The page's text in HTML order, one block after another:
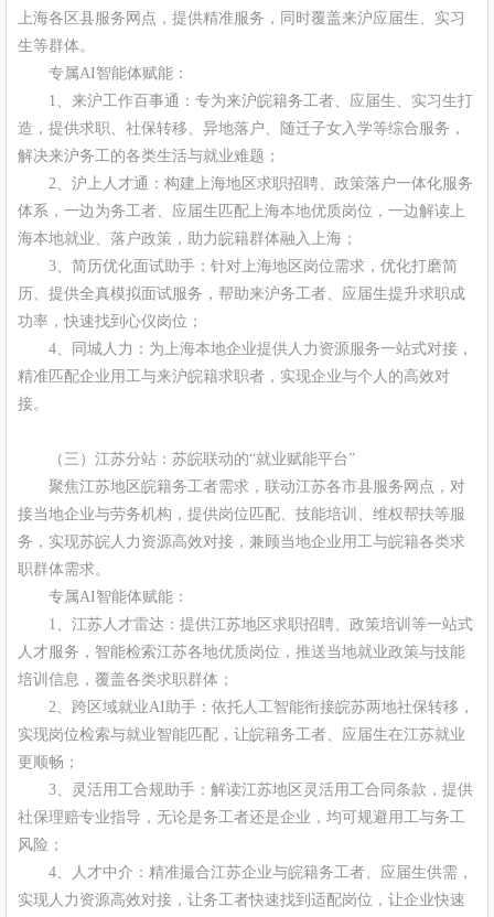
上海各区县服务网点，提供精准服务，同时覆盖来沪应届生、实习
生等群体。
专属AI智能体赋能：
1、来沪工作百事通：专为来沪皖籍务工者、应届生、实习生打
造，提供求职、社保转移、异地落户、随迁子女入学等综合服务，
解决来沪务工的各类生活与就业难题；
2、沪上人才通：构建上海地区求职招聘、政策落户一体化服务
体系，一边为务工者、应届生匹配上海本地优质岗位，一边解读上
海本地就业、落户政策，助力皖籍群体融入上海；
3、简历优化面试助手：针对上海地区岗位需求，优化打磨简
历、提供全真模拟面试服务，帮助来沪务工者、应届生提升求职成
功率，快速找到心仪岗位；
4、同城人力：为上海本地企业提供人力资源服务一站式对接，
精准匹配企业用工与来沪皖籍求职者，实现企业与个人的高效对
接。
（三）江苏分站：苏皖联动的“就业赋能平台”
聚焦江苏地区皖籍务工者需求，联动江苏各市县服务网点，对
接当地企业与劳务机构，提供岗位匹配、技能培训、维权帮扶等服
务，实现苏皖人力资源高效对接，兼顾当地企业用工与皖籍各类求
职群体需求。
专属AI智能体赋能：
1、江苏人才雷达：提供江苏地区求职招聘、政策培训等一站式
人才服务，智能检索江苏各地优质岗位，推送当地就业政策与技能
培训信息，覆盖各类求职群体；
2、跨区域就业AI助手：依托人工智能衔接皖苏两地社保转移，
实现岗位检索与就业智能匹配，让皖籍务工者、应届生在江苏就业
更顺畅；
3、灵活用工合规助手：解读江苏地区灵活用工合同条款，提供
社保理赔专业指导，无论是务工者还是企业，均可规避用工与务工
风险；
4、人才中介：精准撮合江苏企业与皖籍务工者、应届生供需，
实现人力资源高效对接，让务工者快速找到适配岗位，让企业快速